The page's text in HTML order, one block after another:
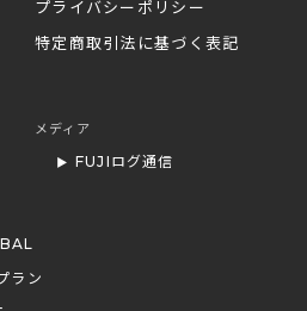
プライバシーポリシー
特定商取引法に基づく表記
メディア
FUJIログ通信
ラン